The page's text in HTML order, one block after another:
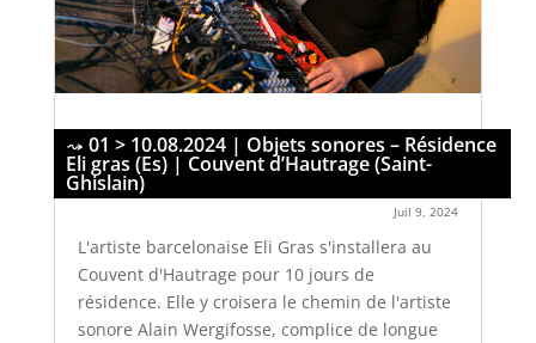
01 > 10.08.2024 | Objets sonores – Résidence
Eli gras (Es) | Couvent d’Hautrage (Saint-
Ghislain)
Juil 9, 2024
​L'artiste barcelonaise Eli Gras s'installera au
Couvent d'Hautrage pour 10 jours de
résidence. Elle y croisera le chemin de l'artiste
sonore Alain Wergifosse, complice de longue